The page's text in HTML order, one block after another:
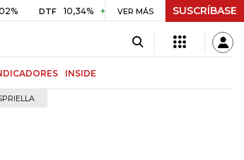
DTF 10,34% +0,10% +0,98% UVR $ 416,96 +$
VER MÁS SUSCRÍBASE
INSIDE